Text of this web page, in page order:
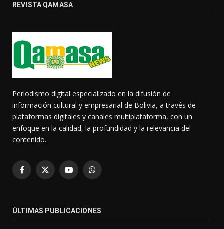
REVISTA QAMASA
Periodismo digital especializado en la difusión de
información cultural y empresarial de Bolivia, a través de
plataformas digitales y canales multiplataforma, con un
enfoque en la calidad, la profundidad y la relevancia del
contenido.
Facebook
X
YouTubeWhatsApp
ÚLTIMAS PUBLICACIONES